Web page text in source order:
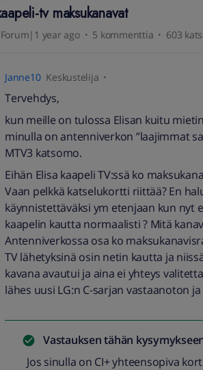
tv maksukanavat
year ago 5 kommenttia 603
Janne10 Keskustelija
Tervehdys,
kun meille on tulossa Elisan kuitu
minulla on antenniverkon ”laajimmat
MTV3 katsomo.
Eihän Elisa kaapeli TV:ssä ko
Vaan pelkkä katselukortti riittää? En
käynnistettäväksi ym etenjaan kun nyt
kaapelin kautta normaalisti ? Mitä
Antenniverkossa osa ko
TV lähetyksinä osin netin kautta ja
kavana avautui ja aina ei yhteys
lähes uusi LG:n C-sarjan vastaanoton
Vastauksen tähän
Jos sinulla on CI+ yhteensopiva